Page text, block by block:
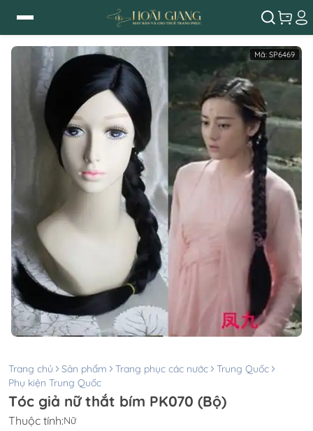
Mã: SP6469
Trang chủ Sản phẩm Trang phục các nước
Trung Quốc
Phụ kiện Trung Quốc
Tóc giả nữ thắt bím PK070 (Bộ)
Thuộc tính:Nữ